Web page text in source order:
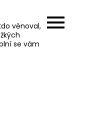
věnoval,
se vám